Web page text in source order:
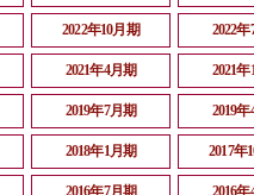
2022年10月期 2022
2021年4月期 2021
2019年7月期 2019
2018年1月期 2017年
2016年7月期 2016